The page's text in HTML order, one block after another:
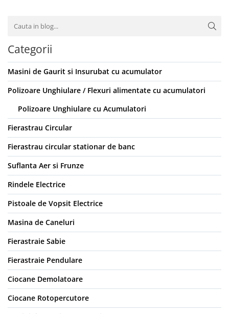
Categorii
Masini de Gaurit si Insurubat cu acumulator
Polizoare Unghiulare / Flexuri alimentate cu acumulatori
Polizoare Unghiulare cu Acumulatori
Fierastrau Circular
Fierastrau circular stationar de banc
Suflanta Aer si Frunze
Rindele Electrice
Pistoale de Vopsit Electrice
Masina de Caneluri
Fierastraie Sabie
Fierastraie Pendulare
Ciocane Demolatoare
Ciocane Rotopercutore